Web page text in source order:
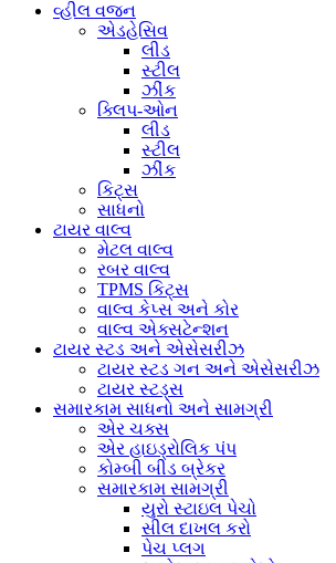
વ્હીલ વજન
એડહેસિવ
લીડ
સ્ટીલ
ઝીંક
ક્લિપ-ઓન
લીડ
સ્ટીલ
ઝીંક
કિટ્સ
સાધનો
ટાયર વાલ્વ
મેટલ વાલ્વ
રબર વાલ્વ
TPMS કિટ્સ
વાલ્વ કેપ્સ અને કોર
વાલ્વ એક્સટેન્શન
ટાયર સ્ટડ અને એસેસરીઝ
ટાયર સ્ટડ ગન અને એસેસરીઝ
ટાયર સ્ટડ્સ
સમારકામ સાધનો અને સામગ્રી
એર ચક્સ
એર હાઇડ્રોલિક પંપ
કોમ્બી બીડ બ્રેકર
સમારકામ સામગ્રી
યુરો સ્ટાઇલ પેચો
સીલ દાખલ કરો
પેચ પ્લગ